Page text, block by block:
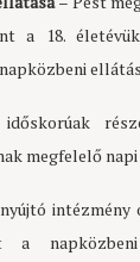
a 18.
megfelelő
intézmény
a